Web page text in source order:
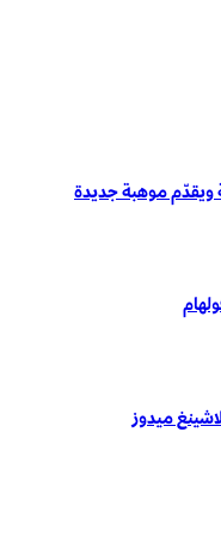
موهبة جديدة
ميدوز